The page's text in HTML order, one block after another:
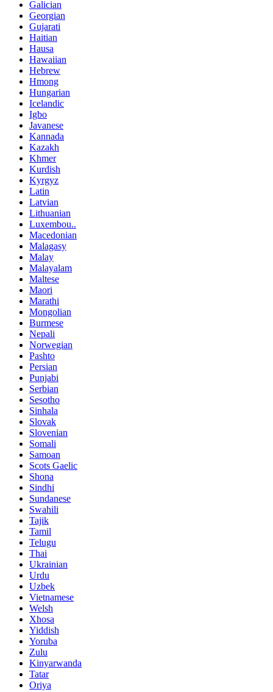
Galician
Georgian
Gujarati
Haitian
Hausa
Hawaiian
Hebrew
Hmong
Hungarian
Icelandic
Igbo
Javanese
Kannada
Kazakh
Khmer
Kurdish
Kyrgyz
Latin
Latvian
Lithuanian
Luxembou..
Macedonian
Malagasy
Malay
Malayalam
Maltese
Maori
Marathi
Mongolian
Burmese
Nepali
Norwegian
Pashto
Persian
Punjabi
Serbian
Sesotho
Sinhala
Slovak
Slovenian
Somali
Samoan
Scots Gaelic
Shona
Sindhi
Sundanese
Swahili
Tajik
Tamil
Telugu
Thai
Ukrainian
Urdu
Uzbek
Vietnamese
Welsh
Xhosa
Yiddish
Yoruba
Zulu
Kinyarwanda
Tatar
Oriya